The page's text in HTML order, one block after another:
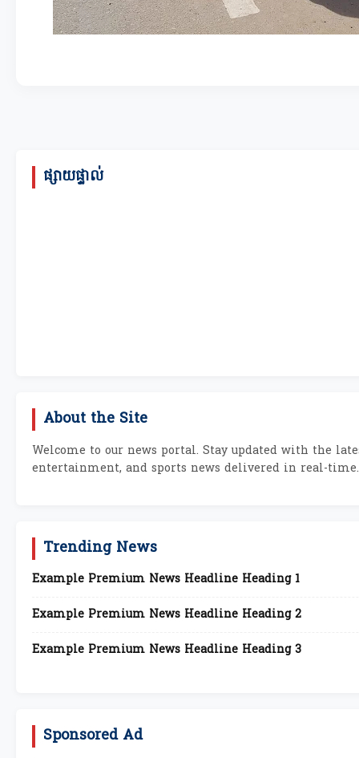
ផ្សាយផ្ទាល់
About the Site
Welcome to our news portal. Stay updated with the
entertainment, and sports news delivered in real-time.
Trending News
Example Premium News Headline Heading 1
Example Premium News Headline Heading 2
Example Premium News Headline Heading 3
Sponsored Ad